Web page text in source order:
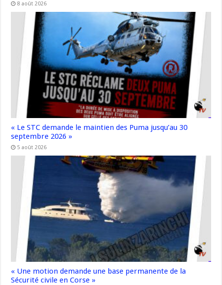
8 août 2026
« Le STC demande le maintien des Puma jusqu’au 30
septembre 2026 »
5 août 2026
« Une motion demande une base permanente de la
Sécurité civile en Corse »